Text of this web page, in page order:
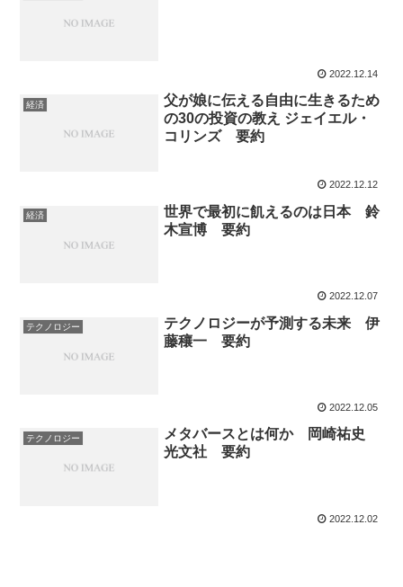
2022.12.14
経済
父が娘に伝える自由に生きるため
の30の投資の教え ジェイエル・
コリンズ 要約
2022.12.12
経済
世界で最初に飢えるのは日本 鈴
木宣博 要約
2022.12.07
テクノロジー
テクノロジーが予測する未来 伊
藤穰一 要約
2022.12.05
テクノロジー
メタバースとは何か 岡崎祐史
光文社 要約
2022.12.02